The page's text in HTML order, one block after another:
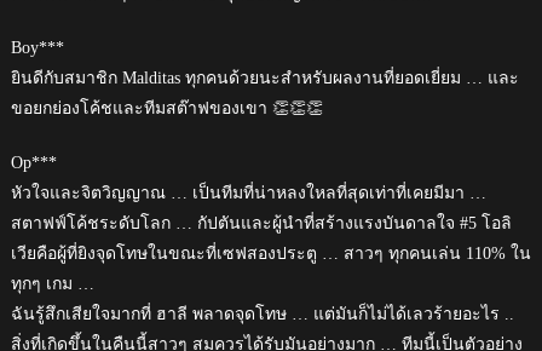
Boy***
ยินดีกับสมาชิก Malditas ทุกคนด้วยนะสำหรับผลงานที่ยอดเยี่ยม … และ
ขอยกย่องโค้ชและทีมสต๊าฟของเขา 👏👏👏
Op***
หัวใจและจิตวิญญาณ … เป็นทีมที่น่าหลงใหลที่สุดเท่าที่เคยมีมา …
สตาฟฟ์โค้ชระดับโลก … กัปตันและผู้นำที่สร้างแรงบันดาลใจ #5 โอลิ
เวียคือผู้ที่ยิงจุดโทษในขณะที่เซฟสองประตู … สาวๆ ทุกคนเล่น 110% ใน
ทุกๆ เกม …
ฉันรู้สึกเสียใจมากที่ ฮาลี พลาดจุดโทษ … แต่มันก็ไม่ได้เลวร้ายอะไร ..
สิ่งที่เกิดขึ้นในคืนนี้สาวๆ สมควรได้รับมันอย่างมาก … ทีมนี้เป็นตัวอย่าง